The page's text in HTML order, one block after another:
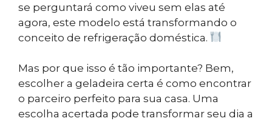
se perguntará como viveu sem elas até
agora, este modelo está transformando o
conceito de refrigeração doméstica.
Mas por que isso é tão importante? Bem,
escolher a geladeira certa é como encontrar
o parceiro perfeito para sua casa. Uma
escolha acertada pode transformar seu dia a